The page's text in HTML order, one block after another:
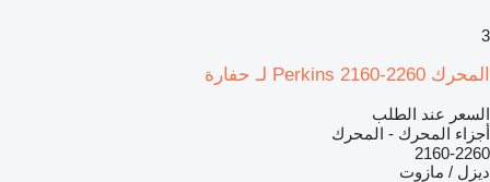
3
المحرك Perkins 2160-2260 لـ حفارة
السعر عند الطلب
أجزاء المحرك - المحرك
2160-2260
ديزل / مازوت